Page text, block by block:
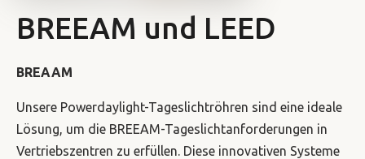
BREEAM und LEED
BREAAM
Unsere Powerdaylight-Tageslichtröhren sind eine ideale
Lösung, um die BREEAM-Tageslichtanforderungen in
Vertriebszentren zu erfüllen. Diese innovativen Systeme